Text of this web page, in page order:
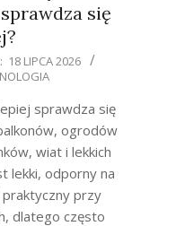
się
18 LIPCA 2026
sprawdza się
ogrodów
wiat i lekkich
lekki, odporny na
przy
dlatego często